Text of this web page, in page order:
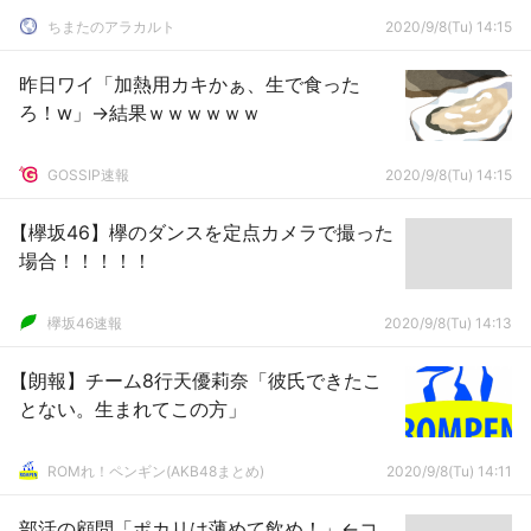
ちまたのアラカルト 2020/9/8(Tu) 14:15
昨日ワイ「加熱用カキかぁ、生で食った
ろ！w」→結果ｗｗｗｗｗｗ
GOSSIP速報 2020/9/8(Tu) 14:15
【欅坂46】欅のダンスを定点カメラで撮った
場合！！！！！
欅坂46速報 2020/9/8(Tu) 14:13
【朗報】チーム8行天優莉奈「彼氏できたこ
とない。生まれてこの方」
ROMれ！ペンギン(AKB48まとめ) 2020/9/8(Tu) 14:11